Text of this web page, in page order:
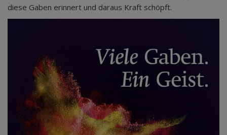
diese Gaben erinnert und daraus Kraft schöpft.